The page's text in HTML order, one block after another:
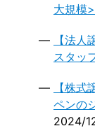
大規模>
【法
スタッ
【株
ペンの
2024/